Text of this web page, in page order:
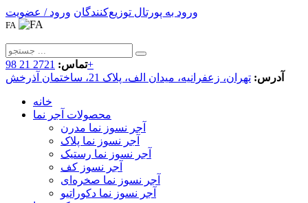
ورود به پورتال توزیع‌کنندگان ورود / عضویت
FA
تماس:2721 21 98+
آدرس: تهران، زعفرانیه، میدان الف، پلاک 21، ساختمان آذرخش
خانه
محصولات آجر نما
آجر نسوز نما مدرن
آجر نسوز نما پلاک
آجر نسوز نما رستیک
آجر نسوز کف
آجر نسوز نما صخره‌ای
آجر نسوز نما دکوراتیو